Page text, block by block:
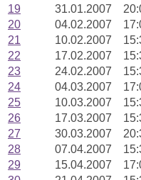
19
31.01.2007
20
04.02.2007
21
10.02.2007
22
17.02.2007
23
24.02.2007
24
04.03.2007
25
10.03.2007
26
17.03.2007
27
30.03.2007
28
07.04.2007
29
15.04.2007